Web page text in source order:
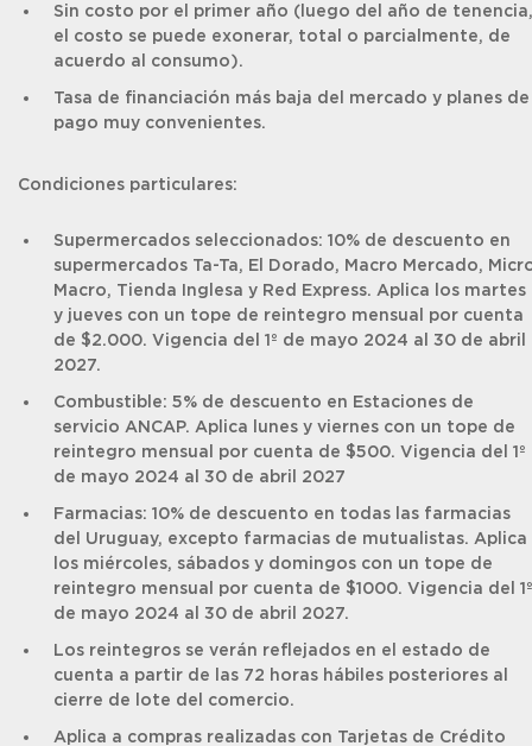
Sin costo por el primer año (luego del año de tenencia,
el costo se puede exonerar, total o parcialmente, de
acuerdo al consumo).
Tasa de financiación más baja del mercado y planes de
pago muy convenientes.
Condiciones particulares:
Supermercados seleccionados: 10% de descuento en
supermercados Ta-Ta, El Dorado, Macro Mercado,
Macro, Tienda Inglesa y Red Express. Aplica los martes
y jueves con un tope de reintegro mensual por cuenta
de $2.000. Vigencia del 1º de mayo 2024 al 30 de abril
2027.
Combustible: 5% de descuento en Estaciones de
servicio ANCAP. Aplica lunes y viernes con un tope de
reintegro mensual por cuenta de $500. Vigencia del 1º
de mayo 2024 al 30 de abril 2027
Farmacias: 10% de descuento en todas las farmacias
del Uruguay, excepto farmacias de mutualistas. Aplica
los miércoles, sábados y domingos con un tope de
reintegro mensual por cuenta de $1000. Vigencia del 1º
de mayo 2024 al 30 de abril 2027.
Los reintegros se verán reflejados en el estado de
cuenta a partir de las 72 horas hábiles posteriores al
cierre de lote del comercio.
Aplica a compras realizadas con Tarjetas de Crédito